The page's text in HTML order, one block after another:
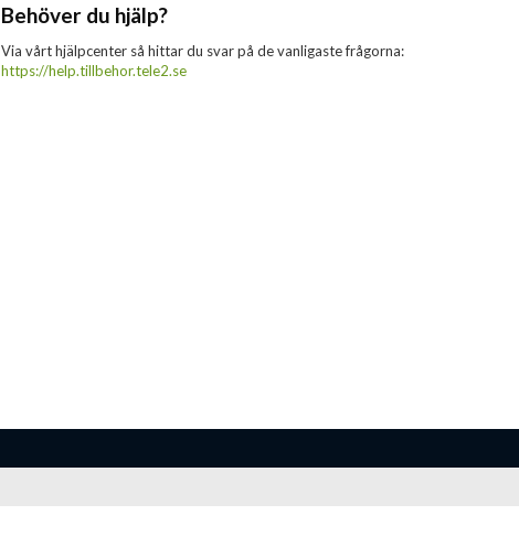
Behöver du hjälp?
Via vårt hjälpcenter så hittar du svar på de vanligaste frågorna:
https://help.tillbehor.tele2.se